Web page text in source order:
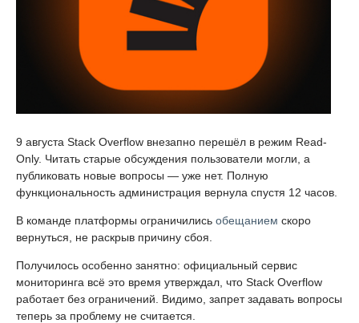
9 августа Stack Overflow внезапно перешёл в режим Read-
Only. Читать старые обсуждения пользователи могли, а
публиковать новые вопросы — уже нет. Полную
функциональность администрация вернула спустя 12 часов.
В команде платформы ограничились обещанием скоро
вернуться, не раскрыв причину сбоя.
Получилось особенно занятно: официальный сервис
мониторинга всё это время утверждал, что Stack Overflow
работает без ограничений. Видимо, запрет задавать вопросы
теперь за проблему не считается.